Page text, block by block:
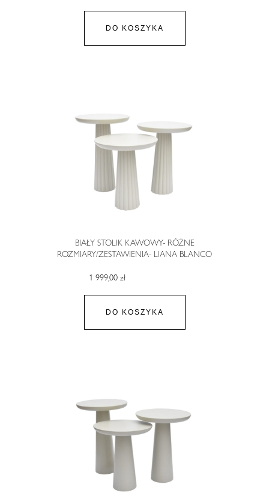
DO KOSZYKA
BIAŁY STOLIK KAWOWY- RÓŻNE
ROZMIARY/ZESTAWIENIA- LIANA BLANCO
1 999,00 zł
DO KOSZYKA